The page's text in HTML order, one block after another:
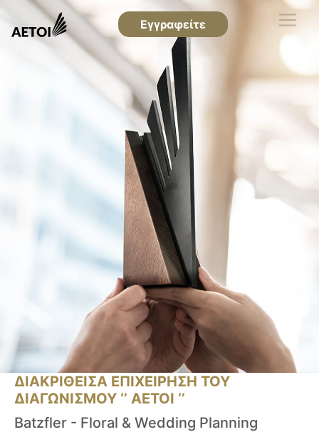
Εγγραφείτε
ΔΙΑΚΡΙΘΕΙΣΑ ΕΠΙΧΕΙΡΗΣΗ ΤΟΥ
ΔΙΑΓΩΝΙΣΜΟΥ ‘’ ΑΕΤΟΙ ‘’
Batzfler - Floral & Wedding Planning